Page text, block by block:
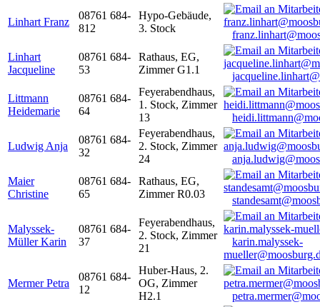
Linhart Franz
08761 684-
812
Hypo-Gebäude,
3. Stock
Linhart
Jacqueline
08761 684-
53
Rathaus, EG,
Zimmer G1.1
Littmann
Heidemarie
08761 684-
64
Feyerabendhaus,
1. Stock, Zimmer
13
Ludwig Anja
08761 684-
32
Feyerabendhaus,
2. Stock, Zimmer
24
Maier
Christine
08761 684-
65
Rathaus, EG,
Zimmer R0.03
Malyssek-
Müller Karin
08761 684-
37
Feyerabendhaus,
2. Stock, Zimmer
21
karin.malyssek-
Mermer Petra
08761 684-
12
Huber-Haus, 2.
OG, Zimmer
H2.1